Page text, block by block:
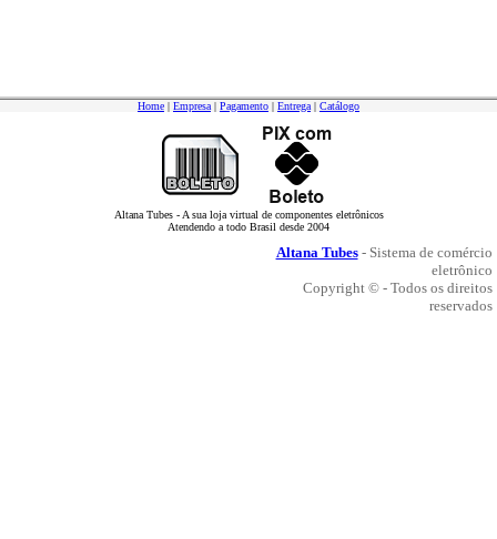
Home | Empresa | Pagamento | Entrega | Catálogo
Altana Tubes - A sua loja virtual de componentes eletrônicos
Atendendo a todo Brasil desde 2004
Altana Tubes- Sistema de comércio
eletrônico
Copyright © - Todos os direitos
reservados